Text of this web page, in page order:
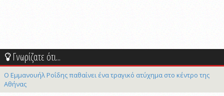
Γνωρίζατε ότι...
Ο Εμμανουήλ Ροΐδης παθαίνει ένα τραγικό ατύχημα στο κέντρο της
Αθήνας